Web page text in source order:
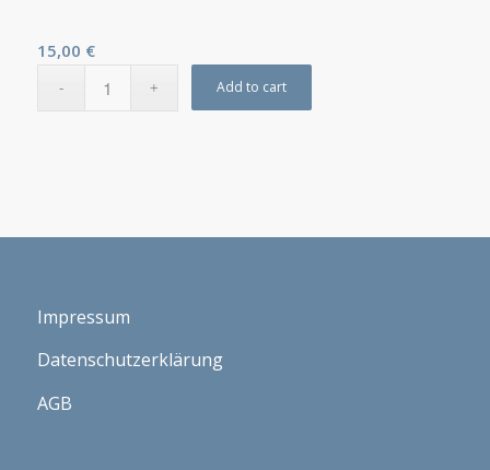
15,00 €
Add to cart
Impressum
Datenschutzerklärung
AGB